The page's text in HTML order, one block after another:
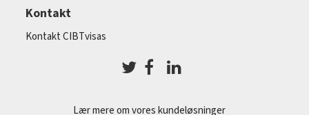
Kontakt
Kontakt CIBTvisas
Lær mere om vores kundeløsninger